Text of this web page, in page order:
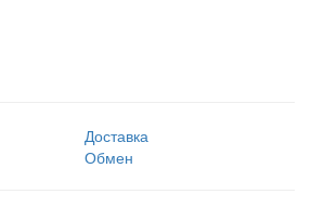
Доставка
Обмен